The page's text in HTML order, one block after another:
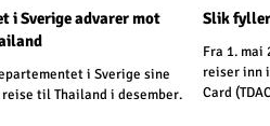
i Sverige advarer mot
i Sverige sine
til Thailand i desember.
Slik
Fra 1. mai
reiser inn
Card